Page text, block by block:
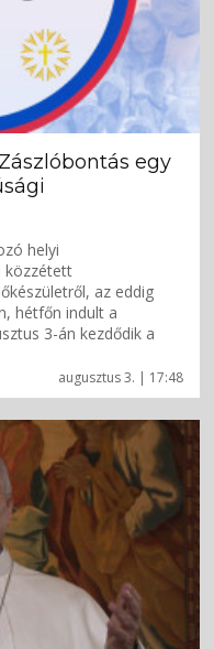
augusztus 3. | 17:48
egy
helyi
közzétett
az eddig
hétfőn indult a
3-án kezdődik a